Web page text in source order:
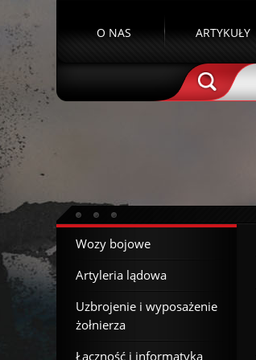
O NAS ARTYKUŁY
Wozy bojowe
Artyleria lądowa
Uzbrojenie i wyposażenie
żołnierza
Łączność i informatyka